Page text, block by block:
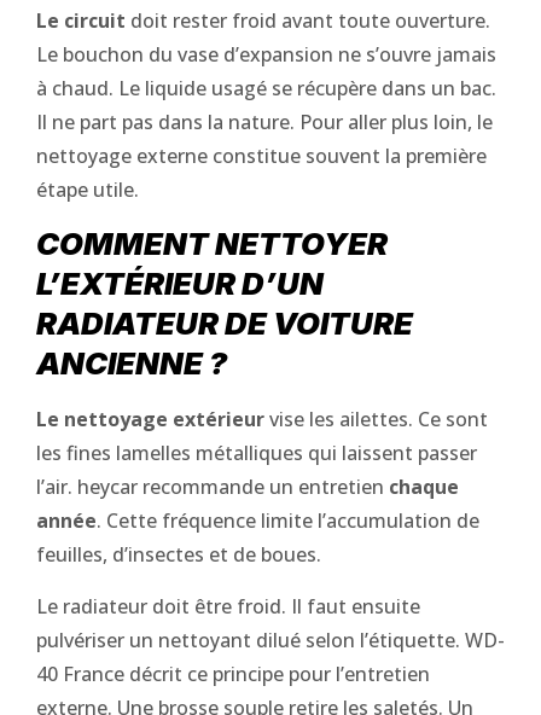
Le circuit doit rester froid avant toute ouverture.
Le bouchon du vase d’expansion ne s’ouvre jamais
à chaud. Le liquide usagé se récupère dans un bac.
Il ne part pas dans la nature. Pour aller plus loin, le
nettoyage externe constitue souvent la première
étape utile.
COMMENT NETTOYER
L’EXTÉRIEUR D’UN
RADIATEUR DE VOITURE
ANCIENNE ?
Le nettoyage extérieurvise les ailettes. Ce sont
les fines lamelles métalliques qui laissent passer
l’air. heycar recommande un entretien chaque
année. Cette fréquence limite l’accumulation de
feuilles, d’insectes et de boues.
Le radiateur doit être froid. Il faut ensuite
pulvériser un nettoyant dilué selon l’étiquette. WD-
40 France décrit ce principe pour l’entretien
externe. Une brosse souple retire les saletés. Un